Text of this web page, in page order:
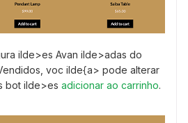
ilde>es Avan ilde>adas do
voc ilde{a> pode alterar
bot ilde>es adicionar ao carrinho.